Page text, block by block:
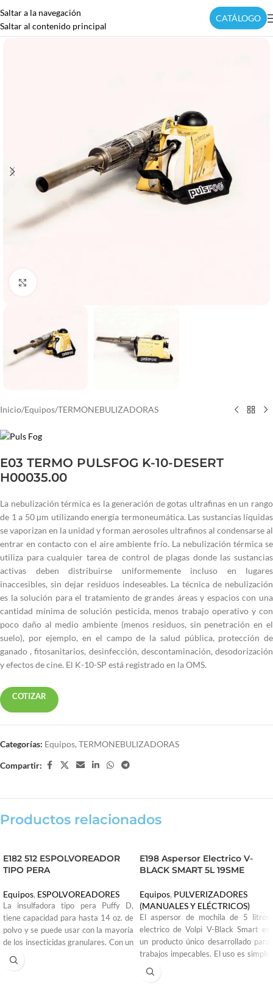
Saltar a la navegación
Saltar al contenido principal
CATÁLOGO
Inicio/Equipos/TERMONEBULIZADORAS
E03 TERMO PULSFOG K-10-DESERT
H00035.00
La nebulización térmica es la generación de gotas ultrafinas en un rango
de 1 a 50 µm utilizando energía termoneumática. Las sustancias líquidas
se vaporizan en la unidad y forman aerosoles ultrafinos al condensarse al
entrar en contacto con el aire ambiente frío. La nebulización térmica se
utiliza para cualquier tarea de control de plagas donde las sustancias
activas deben distribuirse uniformemente incluso en lugares
inaccesibles, sin dejar residuos indeseables. La técnica de nebulización
es la solución para el tratamiento de grandes áreas y espacios con una
cantidad mínima de solución pesticida, menos trabajo operativo y con
poco daño al medio ambiente (menos residuos, sin penetración en el
suelo), por ejemplo, en el campo de la salud pública, protección de
ganado , fitosanitarios, desinfección, descontaminación, desodorización
y efectos de cine. El K-10-SP está registrado en la OMS.
COTIZAR
Categorías: Equipos,TERMONEBULIZADORAS
Compartir:
Productos relacionados
E182 512 ESPOLVOREADOR
TIPO PERA
Equipos, ESPOLVOREADORES
La insulfadora tipo pera Puffy D,
tiene capacidad para hasta 14 oz. de
polvo y se puede usar con la mayoría
de los insecticidas granulares. Con un
cuerpo de goma grueso y flexible,
una parte superior de metal y una
E198 Aspersor Electrico V-
BLACK SMART 5L 19SME
Equipos, PULVERIZADORES
(MANUALES Y ELÉCTRICOS)
El aspersor de mochila de 5 litros
electrico de Volpi V-Black Smart es
un producto único desarrollado para
trabajos impecables. El uso es simple
e inmediato , esta bomba de mochila
también es cómoda para el